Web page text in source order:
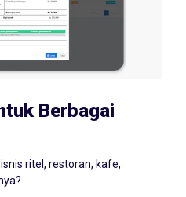
Berbagai
ritel, restoran, kafe,